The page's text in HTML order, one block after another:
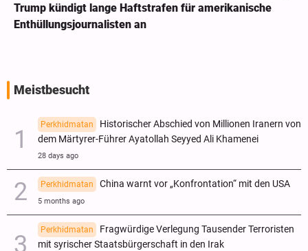
Trump kündigt lange Haftstrafen für amerikanische
Enthüllungsjournalisten an
Meistbesucht
Perkhidmatan
Historischer Abschied von Millionen Iranern von
dem Märtyrer-Führer Ayatollah Seyyed Ali Khamenei
28 days ago
Perkhidmatan China warnt vor „Konfrontation“ mit den USA
5 months ago
Perkhidmatan
Fragwürdige Verlegung Tausender Terroristen
mit syrischer Staatsbürgerschaft in den Irak